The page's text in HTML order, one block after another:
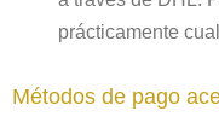
prácticamente
Métodos de pago